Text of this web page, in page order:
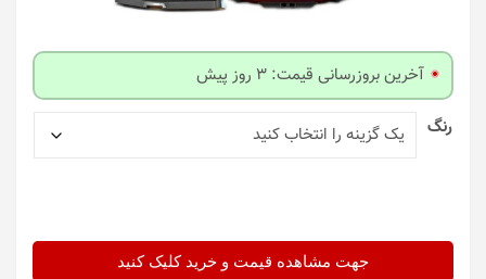
آخرین بروزرسانی قیمت: 3 روز پیش
رنگ
جهت مشاهده قیمت و خرید کلیک کنید